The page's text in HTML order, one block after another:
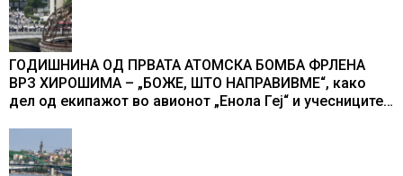
ГОДИШНИНА ОД ПРВАТА АТОМСКА БОМБА ФРЛЕНА
ВРЗ ХИРОШИМА – „БОЖЕ, ШТО НАПРАВИВМЕ“, како
дел од екипажот во авионот „Енола Геј“ и учесниците
промени текот на историјата